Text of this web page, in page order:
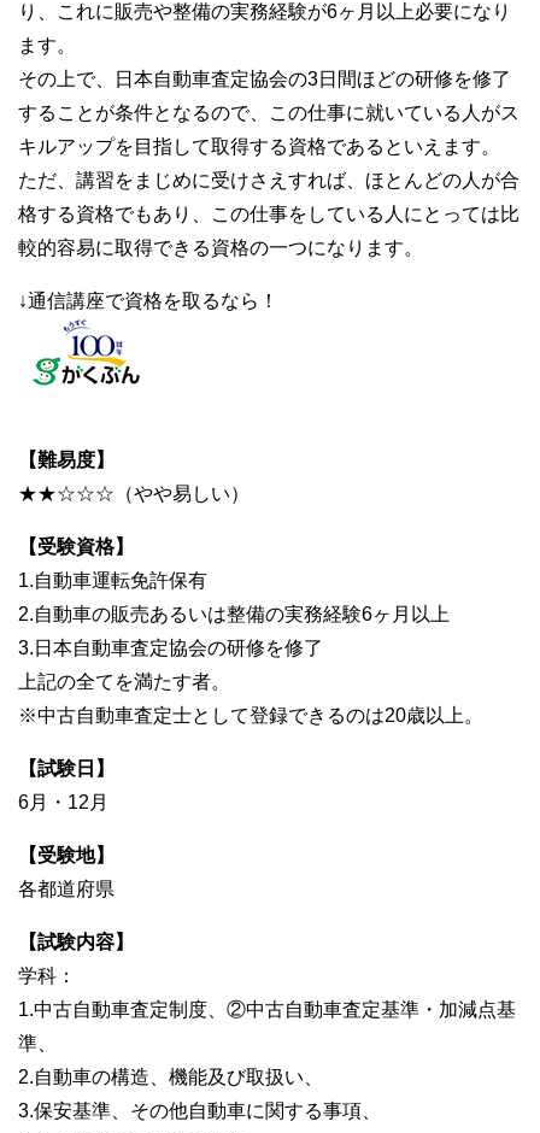
り、これに販売や整備の実務経験が6ヶ月以上必要になり
ます。
その上で、日本自動車査定協会の3日間ほどの研修を修了
することが条件となるので、この仕事に就いている人がス
キルアップを目指して取得する資格であるといえます。
ただ、講習をまじめに受けさえすれば、ほとんどの人が合
格する資格でもあり、この仕事をしている人にとっては比
較的容易に取得できる資格の一つになります。
↓通信講座で資格を取るなら！
【難易度】
★★☆☆☆（やや易しい）
【受験資格】
1.自動車運転免許保有
2.自動車の販売あるいは整備の実務経験6ヶ月以上
3.日本自動車査定協会の研修を修了
上記の全てを満たす者。
※中古自動車査定士として登録できるのは20歳以上。
【試験日】
6月・12月
【受験地】
各都道府県
【試験内容】
学科：
1.中古自動車査定制度、②中古自動車査定基準・加減点基
準、
2.自動車の構造、機能及び取扱い、
3.保安基準、その他自動車に関する事項、